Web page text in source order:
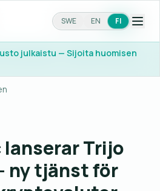
SWE EN FI
julkaistu — Sijoita huomisen
lanserar Trijo
ny tjänst för
SWE EN FI
julkaistu — Sijoita huomisen